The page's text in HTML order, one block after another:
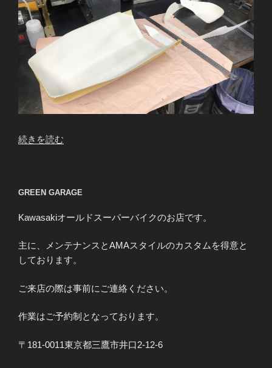
“Z1000Mk2
技
ン
ダ
カ
ル
作”
続きを読む
GREEN GARAGE
Kawasakiオールドスーパーバイクのお店です。
主に、メンテナンスとAMAスタイルのカスタムを得意と
しております。
ご来店の際は事前にご連絡ください。
作業はご予約制となっております。
〒181-0011東京都三鷹市井口2-12-6